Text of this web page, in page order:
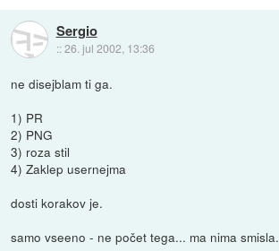
Sergio
::26. jul 2002, 13:36
ne disejblam ti ga.
1) PR
2) PNG
3) roza stil
4) Zaklep usernejma
dosti korakov je.
samo vseeno - ne počet tega... ma nima smisla.